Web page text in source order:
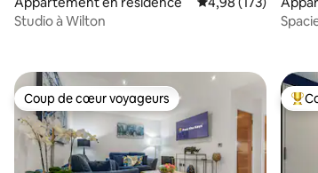
sur la base de 63 commentaires : 4,94 sur
Studio à Wilton
Coup de cœur voyageurs
Coup de cœur voyageurs